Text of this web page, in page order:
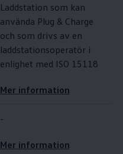
Laddstation som kan
använda Plug & Charge
och som drivs av en
laddstationsoperatör i
enlighet med ISO 15118
Mer information
-
Mer information